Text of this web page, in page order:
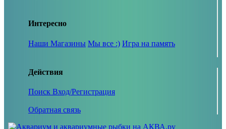
Интересно
Наши Магазины Мы все :) Игра на память
Действия
Поиск Вход/Регистрация
Обратная связь